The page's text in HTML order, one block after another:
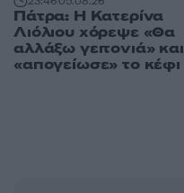
Πάτρα: Η Κατερίνα
Λιόλιου χόρεψε «Θα
αλλάξω γειτονιά» και
«απογείωσε» το κέφι